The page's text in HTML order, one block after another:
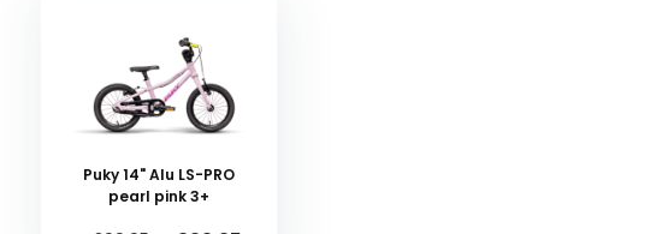
Puky 14" Alu LS-PRO
pearl pink 3+